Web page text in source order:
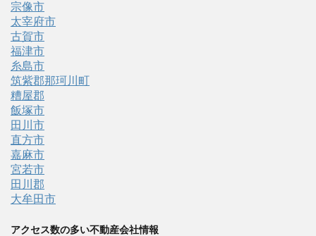
宗像市
太宰府市
古賀市
福津市
糸島市
筑紫郡那珂川町
糟屋郡
飯塚市
田川市
直方市
嘉麻市
宮若市
田川郡
大牟田市
アクセス数の多い不動産会社情報